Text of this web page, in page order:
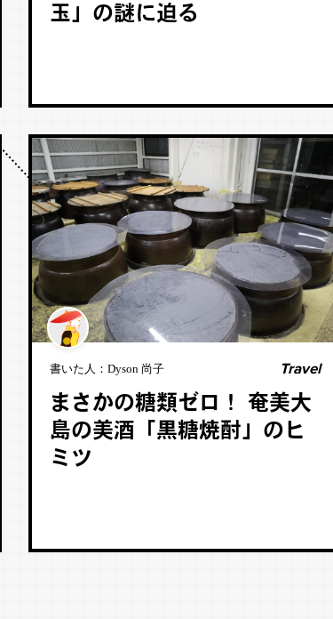
玉」の謎に迫る
書いた人： Dyson 尚子 Travel
まさかの糖類ゼロ！ 奄美大
島の美酒「黒糖焼酎」のヒ
ミツ